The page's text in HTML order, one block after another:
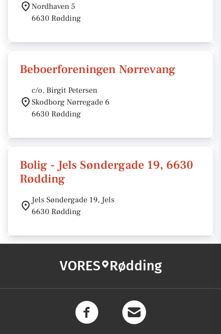
Nordhaven 5
6630 Rødding
Beboerforeningen Nørrevang
c/o. Birgit Petersen
Skodborg Nørregade 6
6630 Rødding
Bolig - Jels Søndergade 19, 6630
Rødding
Jels Søndergade 19, Jels
6630 Rødding
VORES Rødding